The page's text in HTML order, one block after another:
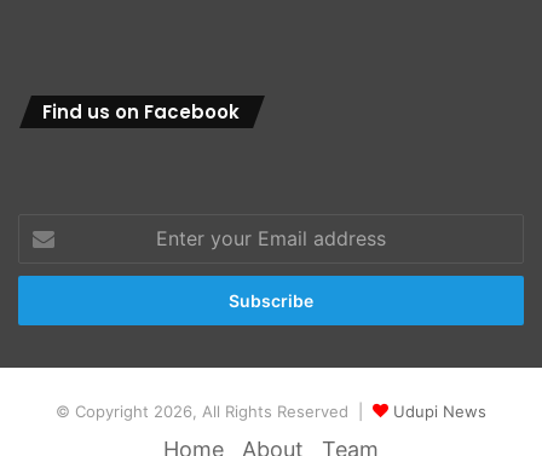
Find us on Facebook
Enter
your
Email
© Copyright 2026, All Rights Reserved | Udupi News
Home About Team